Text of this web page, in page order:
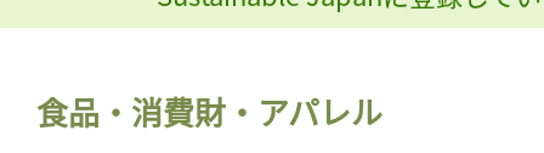
食品・消費財・アパレル